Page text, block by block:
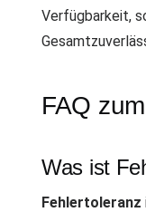
Verfügbarkeit,
FAQ
Was ist
Fehlertoleranz